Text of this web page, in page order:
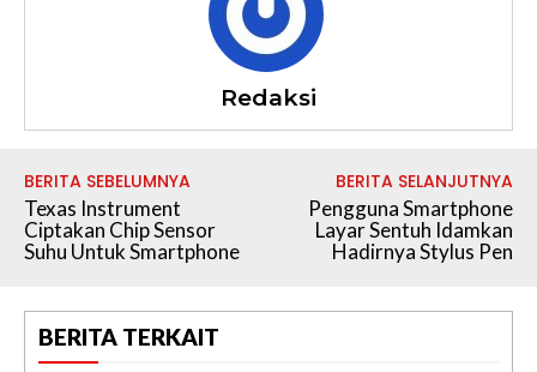
Redaksi
BERITA SEBELUMNYA
Texas Instrument
Ciptakan Chip Sensor
Suhu Untuk Smartphone
BERITA SELANJUTNYA
Pengguna Smartphone
Layar Sentuh Idamkan
Hadirnya Stylus Pen
BERITA TERKAIT